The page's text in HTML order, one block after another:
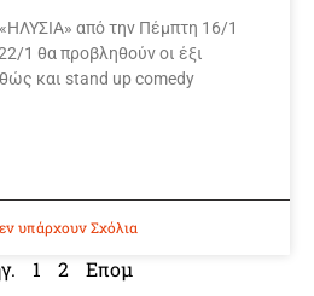
από την Πέμπτη 16/1
1 θα προβληθούν οι έξι
και stand up comedy
υπάρχουν Σχόλια
1 2 Επομ